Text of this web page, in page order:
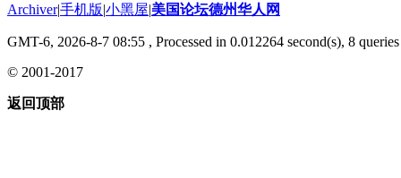
Archiver|手机版|小黑屋|美国论坛德州华人网
GMT-6, 2026-8-7 08:55 , Processed in 0.012264 second(s), 8
© 2001-2017
返回顶部